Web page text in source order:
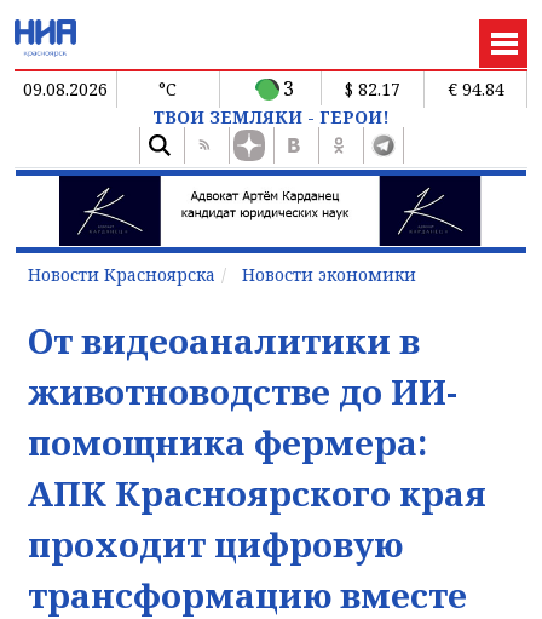
09.08.2026 °C 3 $ 82.17
€ 94.84
ТВОИ ЗЕМЛЯКИ - ГЕРОИ!
Новости Красноярска Новости экономики
От видеоаналитики в
животноводстве до ИИ-
помощника фермера:
АПК Красноярского края
проходит цифровую
трансформацию вместе